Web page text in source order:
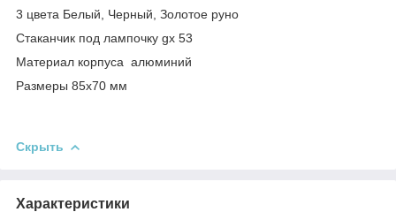
3 цвета Белый, Черный, Золотое руно
Стаканчик под лампочку gx 53
Материал корпуса алюминий
Размеры 85х70 мм
Скрыть
Характеристики